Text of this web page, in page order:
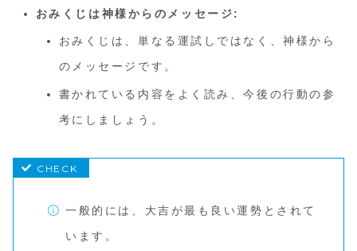
おみくじは神様からのメッセージ:
おみくじは、単なる運試しではなく、神様から
のメッセージです。
書かれている内容をよく読み、今後の行動の参
考にしましょう。
一般的には、大吉が最も良い運勢とされて
います。